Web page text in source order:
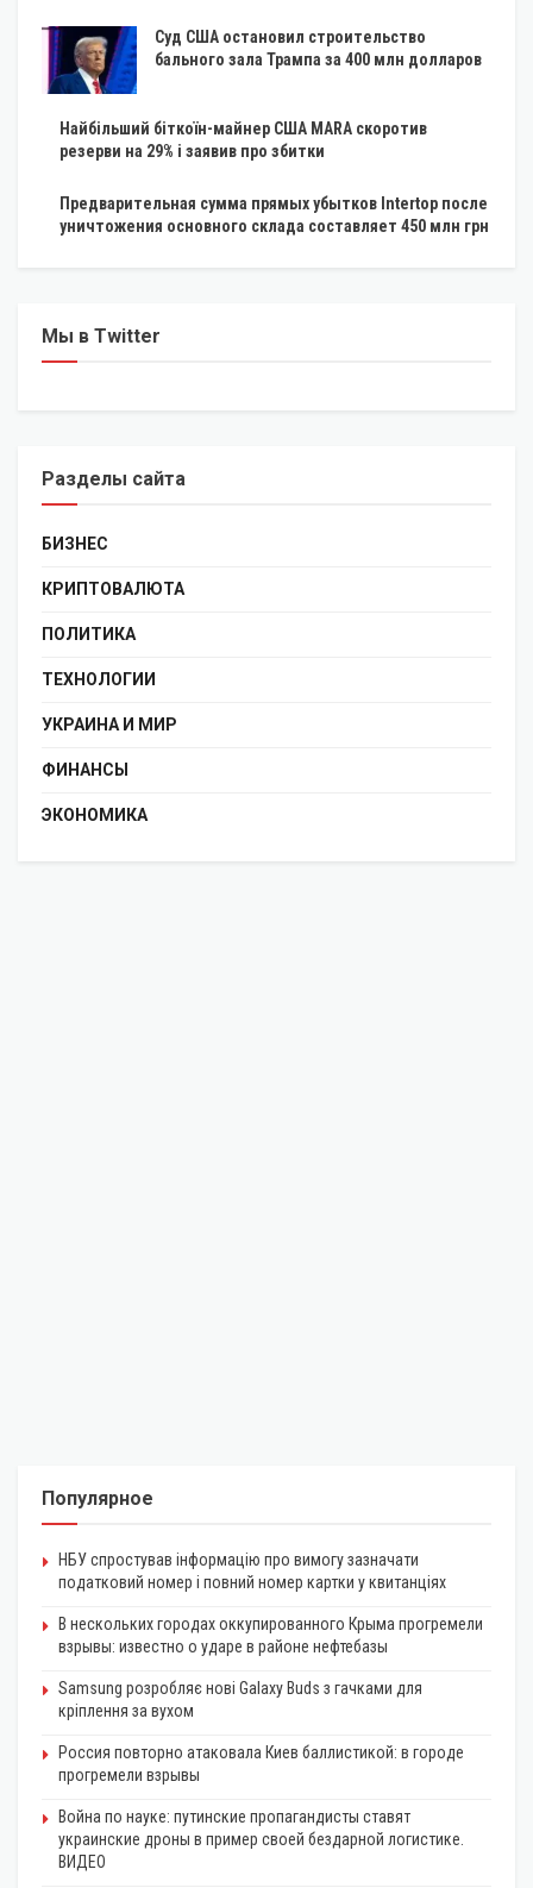
Суд США остановил строительство
бального зала Трампа за 400 млн долларов
Найбільший біткоїн-майнер США MARA скоротив
резерви на 29% і заявив про збитки
Предварительная сумма прямых убытков Intertop после
уничтожения основного склада составляет 450 млн грн
Мы в Twitter
Разделы сайта
БИЗНЕС
КРИПТОВАЛЮТА
ПОЛИТИКА
ТЕХНОЛОГИИ
УКРАИНА И МИР
ФИНАНСЫ
ЭКОНОМИКА
Популярное
НБУ спростував інформацію про вимогу зазначати
податковий номер і повний номер картки у квитанціях
В нескольких городах оккупированного Крыма прогремели
взрывы: известно о ударе в районе нефтебазы
Samsung розробляє нові Galaxy Buds з гачками для
кріплення за вухом
Россия повторно атаковала Киев баллистикой: в городе
прогремели взрывы
Война по науке: путинские пропагандисты ставят
украинские дроны в пример своей бездарной логистике.
ВИДЕО